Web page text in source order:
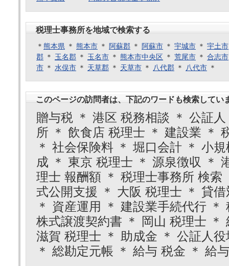
税理士事務所を地域で検索する
＊ 熊本県 ＊ 熊本市 ＊ 阿蘇郡 ＊ 阿蘇市 ＊ 宇城市 ＊ 宇土市
郡 ＊ 玉名郡 ＊ 玉名市 ＊ 熊本市中央区 ＊ 荒尾市 ＊ 合志市
市 ＊ 水俣市 ＊ 天草郡 ＊ 天草市 ＊ 八代郡 ＊ 八代市 ＊
このページの訪問者は、下記のワードも検索してい
贈与税 ＊ 港区 税務相談 ＊ 公証
所 ＊ 飲食店 税理士 ＊ 建設業 ＊
＊ 社会保険料 ＊ 堀口会計 ＊ 小
成 ＊ 東京 税理士 ＊ 源泉徴収 ＊
理士 報酬額 ＊ 税理士事務所 検索
式公開支援 ＊ 大阪 税理士 ＊ 貸
＊ 資産運用 ＊ 建設業手続代行
株式譲渡契約書 ＊ 岡山 税理士 ＊
滋賀 税理士 ＊ 助成金 ＊ 公証人
＊ 総勘定元帳 ＊ 給与 税金 ＊ 給